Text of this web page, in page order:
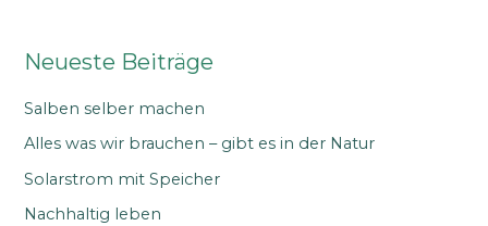
n
n
a
c
Neueste Beiträge
Salben selber machen
Alles was wir brauchen – gibt es in der Natur
Solarstrom mit Speicher
Nachhaltig leben